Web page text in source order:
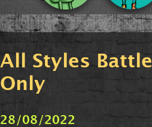
All Styles
Only
28/08/2022